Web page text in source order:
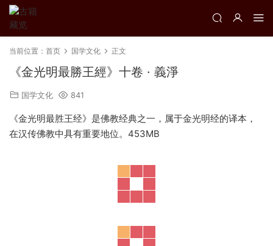
当前位置： 首页 国学文化 正文
《金光明最勝王經》十卷 · 義淨
国学文化 841
《金光明最胜王经》是佛教经典之一，属于金光明经的译本，
在汉传佛教中具有重要地位。453MB